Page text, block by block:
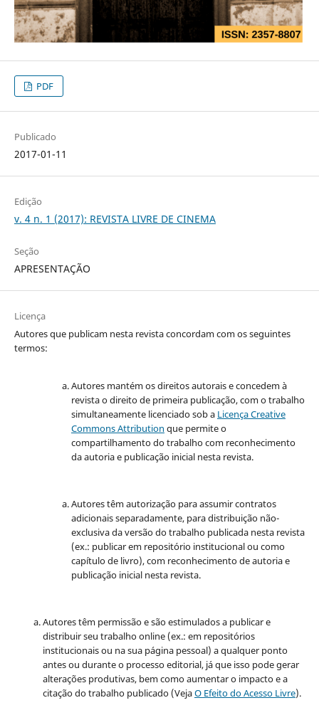
PDF
Publicado
2017-01-11
Edição
v. 4 n. 1 (2017): REVISTA LIVRE DE CINEMA
Seção
APRESENTAÇÃO
Licença
Autores que publicam nesta revista concordam com os seguintes
termos:
Autores mantém os direitos autorais e concedem à
revista o direito de primeira publicação, com o trabalho
simultaneamente licenciado sob a Licença Creative
Commons Attribution que permite o
compartilhamento do trabalho com reconhecimento
da autoria e publicação inicial nesta revista.
Autores têm autorização para assumir contratos
adicionais separadamente, para distribuição não-
exclusiva da versão do trabalho publicada nesta revista
(ex.: publicar em repositório institucional ou como
capítulo de livro), com reconhecimento de autoria e
publicação inicial nesta revista.
Autores têm permissão e são estimulados a publicar e
distribuir seu trabalho online (ex.: em repositórios
institucionais ou na sua página pessoal) a qualquer ponto
antes ou durante o processo editorial, já que isso pode gerar
alterações produtivas, bem como aumentar o impacto e a
citação do trabalho publicado (VejaO Efeito do Acesso Livre).